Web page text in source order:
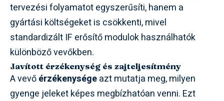
tervezési folyamatot egyszerűsíti, hanem a
gyártási költségeket is csökkenti, mivel
standardizált IF erősítő modulok használhatók
különböző vevőkben.
Javított érzékenység és zajteljesítmény
A vevőérzékenységeazt mutatja meg, milyen
gyenge jeleket képes megbízhatóan venni. Ezt